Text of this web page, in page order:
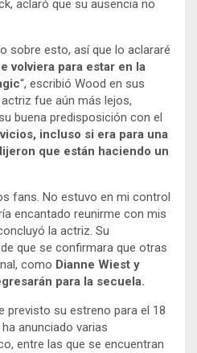
aclaró que su ausencia no
sobre esto, así que lo aclararé
volviera para estar en la
“, escribió Wood en sus
fue aún más lejos,
buena predisposición con el
incluso si era para una
que están haciendo un
fans. No estuvo en mi control
encantado reunirme con mis
la actriz. Su
que se confirmara que otras
como Dianne Wiest y
para la secuela.
previsto su estreno para el 18
anunciado varias
entre las que se encuentran